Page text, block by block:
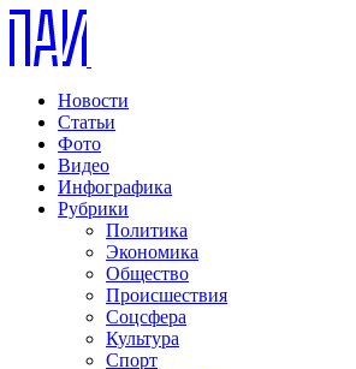
Новости
Статьи
Фото
Видео
Инфографика
Рубрики
Политика
Экономика
Общество
Происшествия
Соцсфера
Культура
Спорт